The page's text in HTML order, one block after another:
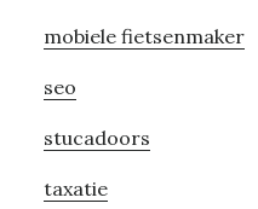
mobiele fietsenmaker
seo
stucadoors
taxatie